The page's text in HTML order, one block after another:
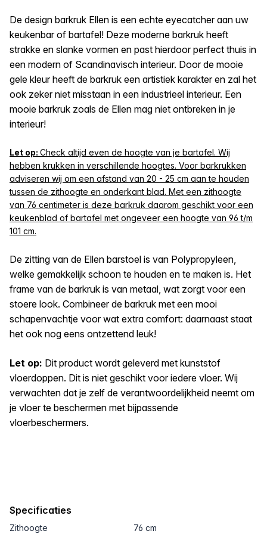
De design barkruk Ellen is een echte eyecatcher aan uw
keukenbar of bartafel! Deze moderne barkruk heeft
strakke en slanke vormen en past hierdoor perfect thuis in
een modern of Scandinavisch interieur. Door de mooie
gele kleur heeft de barkruk een artistiek karakter en zal het
ook zeker niet misstaan in een industrieel interieur. Een
mooie barkruk zoals de Ellen mag niet ontbreken in je
interieur!
Let op: Check altijd even de hoogte van je bartafel. Wij
hebben krukken in verschillende hoogtes. Voor barkrukken
adviseren wij om een afstand van 20 - 25 cm aan te houden
tussen de zithoogte en onderkant blad. Met een zithoogte
van 76 centimeter is deze barkruk daarom geschikt voor een
keukenblad of bartafel met ongeveer een hoogte van 96 t/m
101 cm.
De zitting van de Ellen barstoel is van Polypropyleen,
welke gemakkelijk schoon te houden en te maken is. Het
frame van de barkruk is van metaal, wat zorgt voor een
stoere look. Combineer de barkruk met een mooi
schapenvachtje voor wat extra comfort: daarnaast staat
het ook nog eens ontzettend leuk!
Let op: Dit product wordt geleverd met kunststof
vloerdoppen. Dit is niet geschikt voor iedere vloer. Wij
verwachten dat je zelf de verantwoordelijkheid neemt om
je vloer te beschermen met bijpassende
vloerbeschermers.
Specificaties
Zithoogte 76 cm